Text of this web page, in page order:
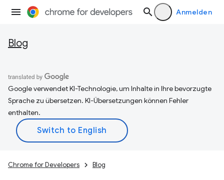
Anmelden
Blog
Google verwendet KI-Technologie, um Inhalte in Ihre bevorzugte
Sprache zu übersetzen. KI-Übersetzungen können Fehler
enthalten.
Chrome for Developers Blog